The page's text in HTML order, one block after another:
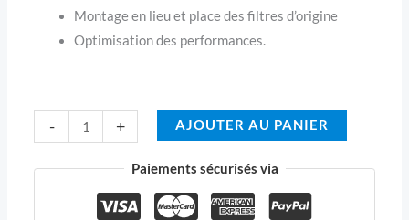
Montage en lieu et place des filtres d’origine
Optimisation des performances.
- + AJOUTER AU PANIER
Paiements sécurisés via